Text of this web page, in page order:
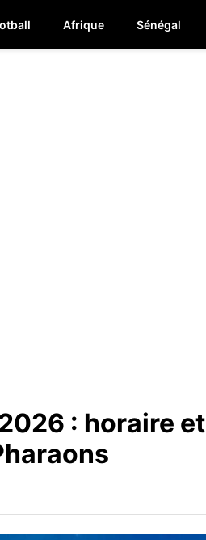
Afrique Sénégal
: horaire et